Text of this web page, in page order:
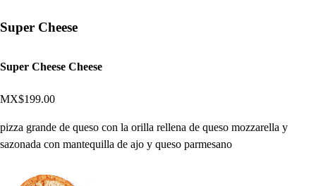
Super Cheese
Super Cheese Cheese
MX$199.00
pizza grande de queso con la orilla rellena de queso mozzarella y
sazonada con mantequilla de ajo y queso parmesano